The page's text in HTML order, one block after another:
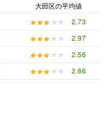
大田区の平均値
★★★★★
★★★★★
2.73
★★★★★
★★★★★
2.97
★★★★★
★★★★★
2.56
★★★★★
★★★★★ 2.86